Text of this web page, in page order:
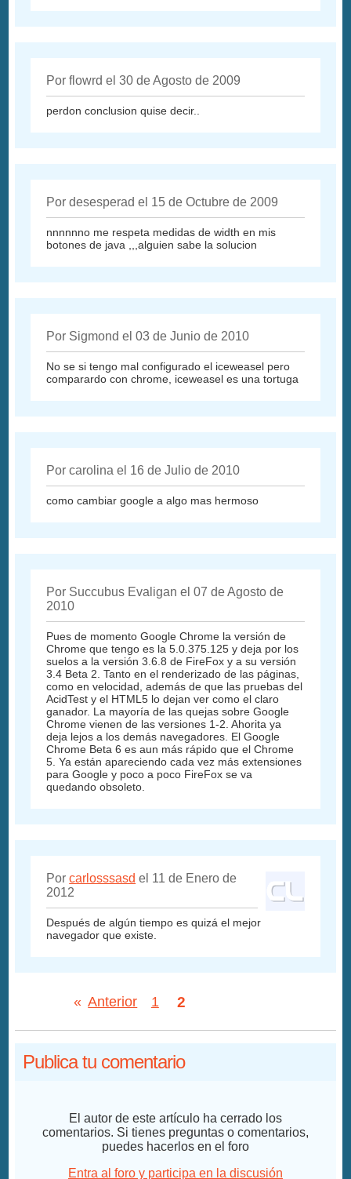
Por flowrd el 30 de Agosto de 2009
perdon conclusion quise decir..
Por desesperad el 15 de Octubre de 2009
nnnnnno me respeta medidas de width en mis
botones de java ,,,alguien sabe la solucion
Por Sigmond el 03 de Junio de 2010
No se si tengo mal configurado el iceweasel pero
comparardo con chrome, iceweasel es una tortuga
Por carolina el 16 de Julio de 2010
como cambiar google a algo mas hermoso
Por Succubus Evaligan el 07 de Agosto de
2010
Pues de momento Google Chrome la versión de
Chrome que tengo es la 5.0.375.125 y deja por los
suelos a la versión 3.6.8 de FireFox y a su versión
3.4 Beta 2. Tanto en el renderizado de las páginas,
como en velocidad, además de que las pruebas del
AcidTest y el HTML5 lo dejan ver como el claro
ganador. La mayoría de las quejas sobre Google
Chrome vienen de las versiones 1-2. Ahorita ya
deja lejos a los demás navegadores. El Google
Chrome Beta 6 es aun más rápido que el Chrome
5. Ya están apareciendo cada vez más extensiones
para Google y poco a poco FireFox se va
quedando obsoleto.
Porcarlosssasd el 11 de Enero de
2012
Después de algún tiempo es quizá el mejor
navegador que existe.
« Anterior 1 2
Publica tu comentario
El autor de este artículo ha cerrado los
comentarios. Si tienes preguntas o comentarios,
puedes hacerlos en el foro
Entra al foro y participa en la discusión